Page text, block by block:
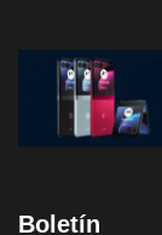
Boletín